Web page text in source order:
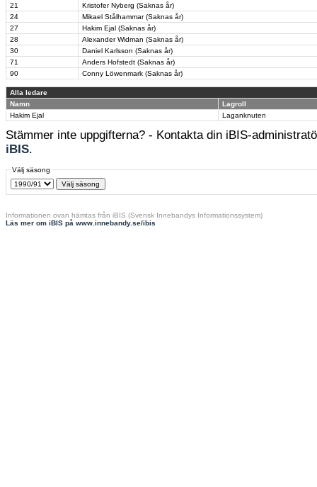
21
Kristofer Nyberg (Saknas år)
24
Mikael Stålhammar (Saknas år)
27
Hakim Ejal (Saknas år)
28
Alexander Widman (Saknas år)
30
Daniel Karlsson (Saknas år)
71
Anders Hofstedt (Saknas år)
90
Conny Löwenmark (Saknas år)
Alla ledare
Namn
Lagroll
Hakim Ejal
Laganknuten
Stämmer inte uppgifterna? - Kontakta din iBIS-
iBIS.
Välj säsong
Informationen ovan hämtas från iBIS (Svensk Innebandys Informationssystem)
Läs mer om iBIS på www.innebandy.se/ibis